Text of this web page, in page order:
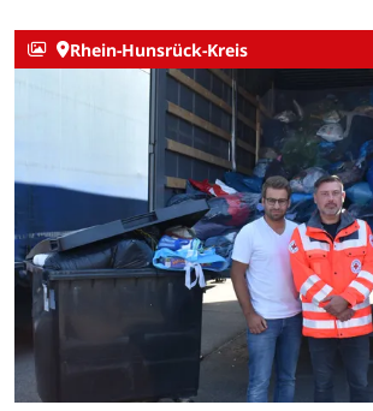
Rhein-Hunsrück-Kreis